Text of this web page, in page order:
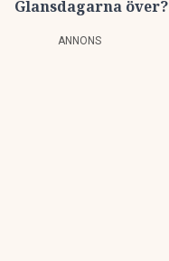
Glansdagarna över?
ANNONS